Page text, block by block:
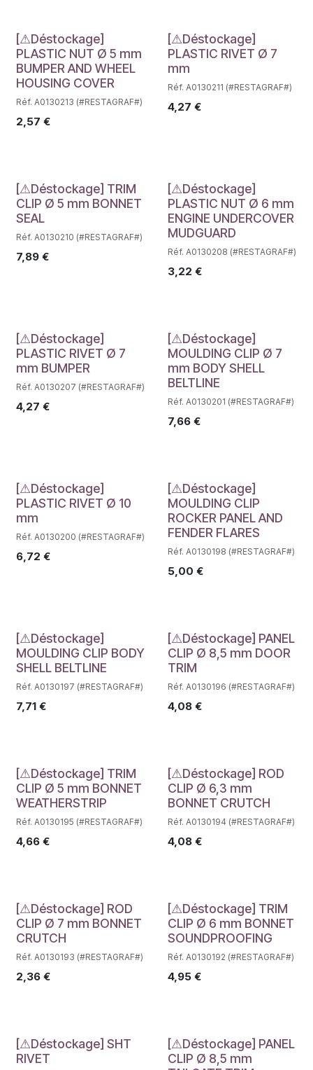
Déstockage
[⚠Déstockage]
PLASTIC NUT Ø 5 mm
BUMPER AND WHEEL
HOUSING COVER
Réf. A0130213 (#RESTAGRAF#)
2,57 €
Déstockage
[⚠Déstockage]
PLASTIC RIVET Ø 7
mm
Réf. A0130211 (#RESTAGRAF#)
4,27 €
Déstockage
[⚠Déstockage] TRIM
CLIP Ø 5 mm BONNET
SEAL
Réf. A0130210 (#RESTAGRAF#)
7,89 €
Déstockage
[⚠Déstockage]
PLASTIC NUT Ø 6 mm
ENGINE UNDERCOVER
MUDGUARD
Réf. A0130208 (#RESTAGRAF#)
3,22 €
Déstockage
[⚠Déstockage]
PLASTIC RIVET Ø 7
mm BUMPER
Réf. A0130207 (#RESTAGRAF#)
4,27 €
Déstockage
[⚠Déstockage]
MOULDING CLIP Ø 7
mm BODY SHELL
BELTLINE
Réf. A0130201 (#RESTAGRAF#)
7,66€
Déstockage
[⚠Déstockage]
PLASTIC RIVET Ø 10
mm
Réf. A0130200 (#RESTAGRAF#)
6,72 €
Déstockage
[⚠Déstockage]
MOULDING CLIP
ROCKER PANEL AND
FENDER FLARES
Réf. A0130198 (#RESTAGRAF#)
5,00 €
Déstockage
[⚠Déstockage]
MOULDING CLIP BODY
SHELL BELTLINE
Réf. A0130197 (#RESTAGRAF#)
7,71 €
Déstockage
[⚠Déstockage] PANEL
CLIP Ø 8,5 mm DOOR
TRIM
Réf. A0130196 (#RESTAGRAF#)
4,08€
Déstockage
[⚠Déstockage] TRIM
CLIP Ø 5 mm BONNET
WEATHERSTRIP
Réf. A0130195 (#RESTAGRAF#)
4,66 €
Déstockage
[⚠Déstockage] ROD
CLIP Ø 6,3 mm
BONNET CRUTCH
Réf. A0130194 (#RESTAGRAF#)
4,08€
Déstockage
[⚠Déstockage] ROD
CLIP Ø 7 mm BONNET
CRUTCH
Réf. A0130193 (#RESTAGRAF#)
2,36 €
Déstockage
[⚠Déstockage] TRIM
CLIP Ø 6 mm BONNET
SOUNDPROOFING
Réf. A0130192 (#RESTAGRAF#)
4,95€
Déstockage
[⚠Déstockage] SHT
RIVET
Déstockage
[⚠Déstockage] PANEL
CLIP Ø 8,5 mm